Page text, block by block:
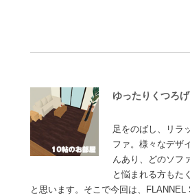
ゆったりくつろ
足をのばし、リラ
ファ。様々なデザ
んあり、どのソフ
と悩まれる方もた
と思います。そこで今回は、FLANNEL